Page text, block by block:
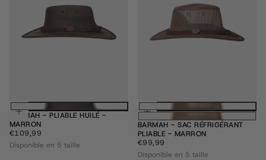
Choisissez des options
BARMAH - PLIABLE HUILÉ -
MARRON
€109,99
PRIX
RÉGULIER
€109,99
Disponible en 5 taille
Choisissez
BARMAH - SAC RÉFRIGÉRANT
PLIABLE - MARRON
€99,99
PRIX
RÉGULIER
€99,99
Disponible en 5 taille